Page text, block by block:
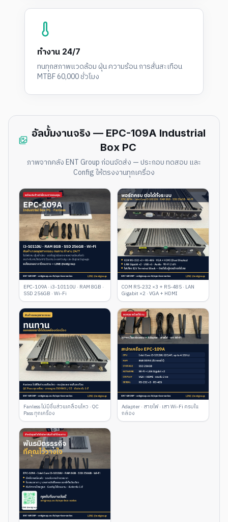
ทำงาน 24/7
ทนทุกสภาพแวดล้อม ฝุ่น ความร้อน การสั่นสะเทือน
MTBF 60,000 ชั่วโมง
อัลบั้มงานจริง — EPC-109A Industrial
Box PC
ภาพจากคลัง ENT Group ก่อนจัดส่ง — ประกอบ ทดสอบ และ
Config ให้ตรงงานทุกเครื่อง
EPC-109A · i3-10110U · RAM 8GB ·
SSD 256GB · Wi-Fi
COM RS-232 ×3 + RS-485 · LAN
Gigabit ×2 · VGA + HDMI
Fanless ไม่มีชิ้นส่วนเคลื่อนไหว · QC
Pass ทุกเครื่อง
Adapter · สายไฟ · เสา Wi-Fi ครบใน
กล่อง